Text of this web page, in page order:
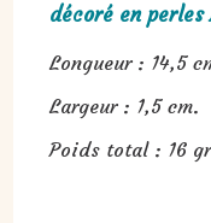
décoré en
Longueur : 14,5
Largeur : 1,5 cm.
Poids total : 16